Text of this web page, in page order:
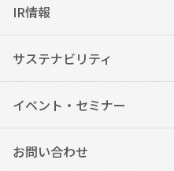
IR情報
サステナビリティ
イベント・セミナー
お問い合わせ